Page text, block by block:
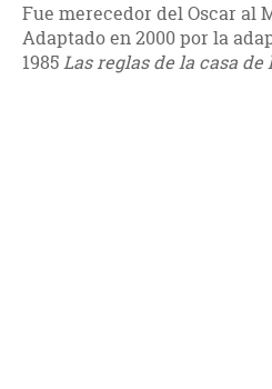
Fue merecedor del Oscar al
Adaptado en 2000 por la
1985Las reglas de la casa de